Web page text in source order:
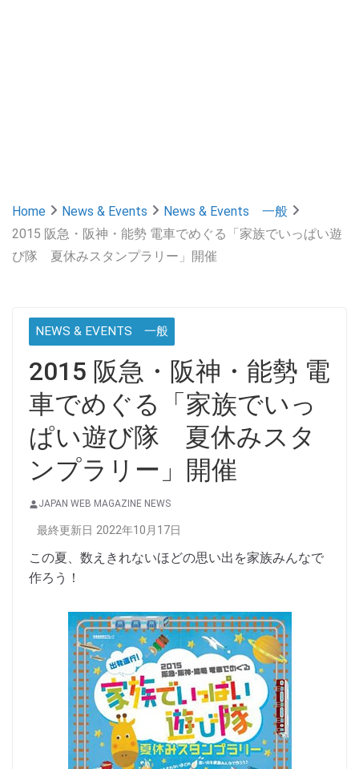
Home News & Events
News & Events 一般
2015 阪急・阪神・能勢 電車でめぐる「家族でいっぱい遊
び隊 夏休みスタンプラリー」開催
NEWS & EVENTS 一般
2015 阪急・阪神・能勢 電
車でめぐる「家族でいっ
ぱい遊び隊 夏休みスタ
ンプラリー」開催
JAPAN WEB MAGAZINE NEWS
最終更新日 2022年10月17日
この夏、数えきれないほどの思い出を家族みんなで
作ろう！